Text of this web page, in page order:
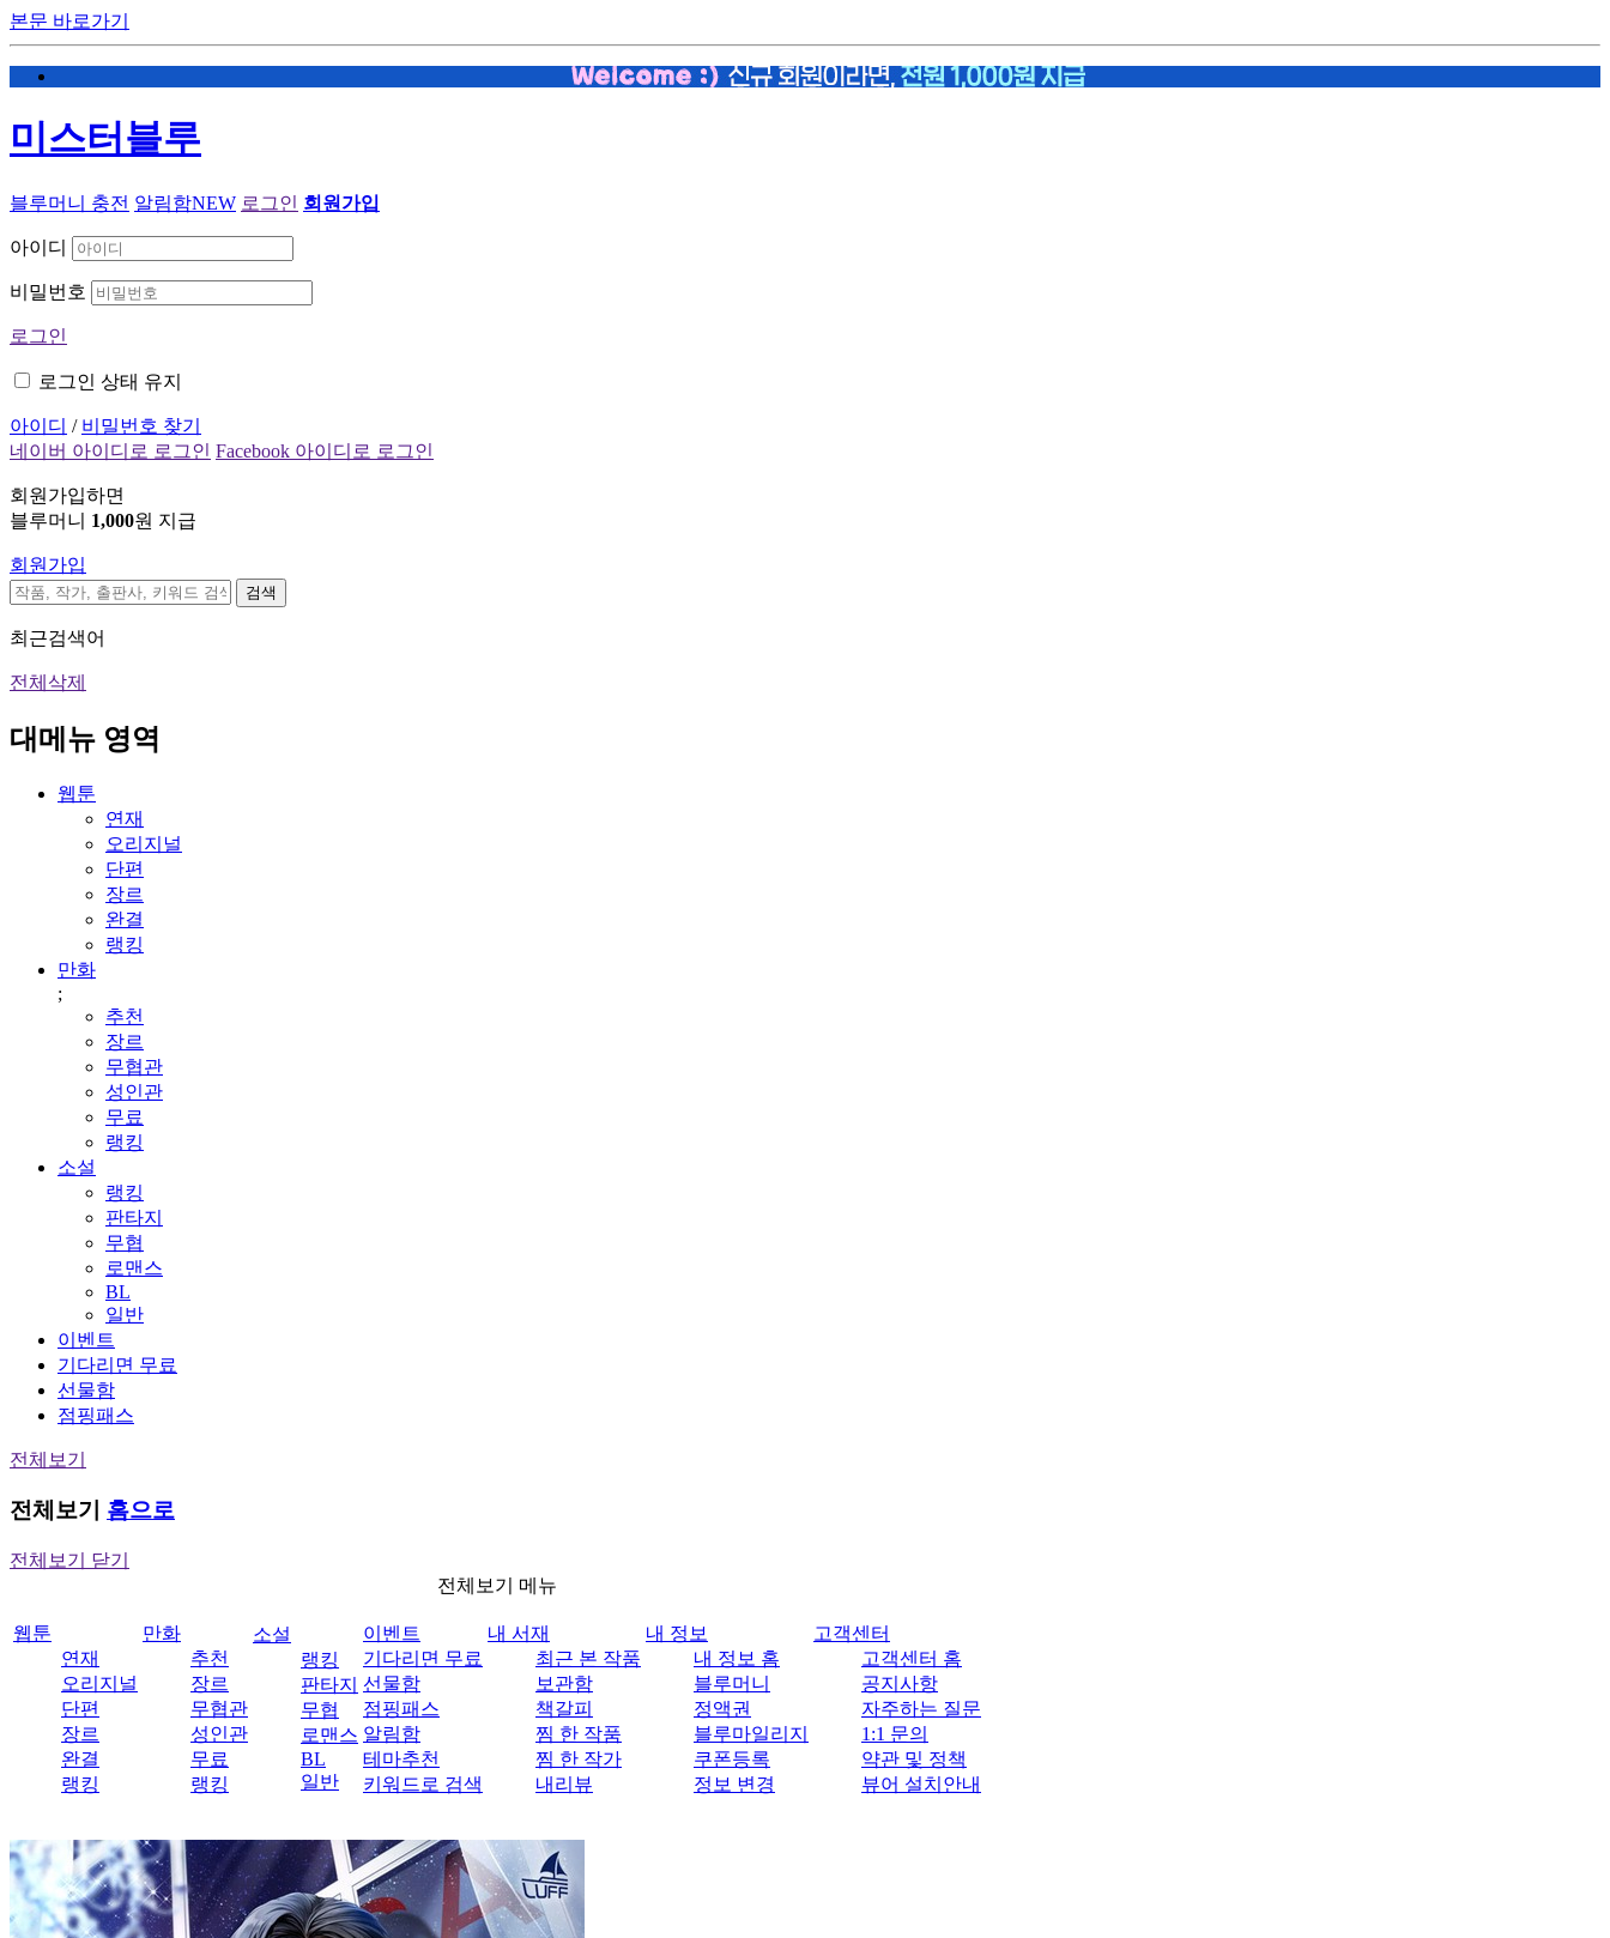
본문 바로가기
미스터블루
블루머니 충전 알림함NEW 로그인 회원가입
아이디
비밀번호
로그인
로그인 상태 유지
아이디 / 비밀번호 찾기
네이버 아이디로 로그인 Facebook 아이디로 로그인
회원가입하면
블루머니 1,000원 지급
회원가입
검색
최근검색어
전체삭제
대메뉴 영역
웹툰
연재
오리지널
단편
장르
완결
랭킹
만화
;
추천
장르
무협관
성인관
무료
랭킹
소설
랭킹
판타지
무협
로맨스
BL
일반
이벤트
기다리면 무료
선물함
점핑패스
전체보기
전체보기 홈으로
전체보기 닫기
전체보기 메뉴
웹툰
연재
오리지널
단편
장르
완결
랭킹
만화
추천
장르
무협관
성인관
무료
랭킹
소설
랭킹
판타지
무협
로맨스
BL
일반
이벤트
기다리면 무료
선물함
점핑패스
알림함
테마추천
키워드로 검색
내 서재
최근 본 작품
보관함
책갈피
찜 한 작품
찜 한 작가
내리뷰
내 정보
내 정보 홈
블루머니
정액권
블루마일리지
쿠폰등록
정보 변경
고객센터
고객센터 홈
공지사항
자주하는 질문
1:1 문의
약관 및 정책
뷰어 설치안내